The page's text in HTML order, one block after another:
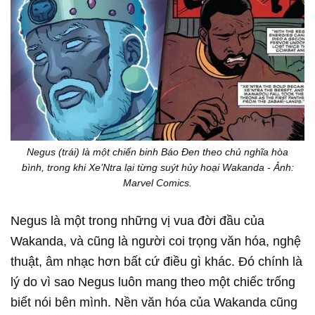
Negus (trái) là một chiến binh Báo Đen theo chủ nghĩa hòa
bình, trong khi Xe’Ntra lại từng suýt hủy hoại Wakanda - Ảnh:
Marvel Comics.
Negus là một trong những vị vua đời đầu của
Wakanda, và cũng là người coi trọng văn hóa, nghệ
thuật, âm nhạc hơn bất cứ điều gì khác. Đó chính là
lý do vì sao Negus luôn mang theo một chiếc trống
biết nói bên mình. Nền văn hóa của Wakanda cũng